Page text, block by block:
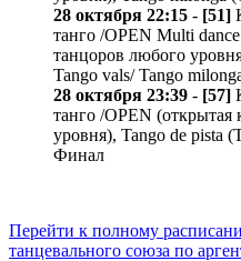
28 октября 22:15 - [51]
танго /OPEN Multi
танцоров любого
Tango vals/ Tango
28 октября 23:39 - [57]
танго /OPEN (открытая
уровня), Tango de pista
Финал
Перейти к полному
танцевального союза по